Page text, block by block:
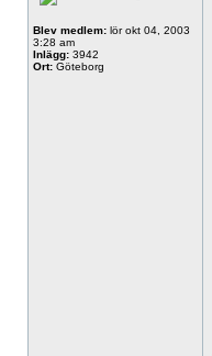
Blev medlem: lör okt 04, 2003
3:28 am
Inlägg: 3942
Ort: Göteborg